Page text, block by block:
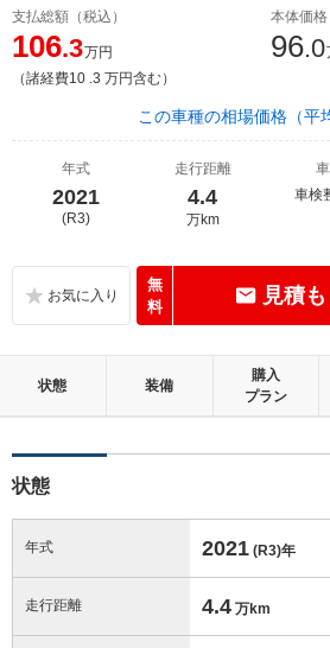
支払総額（税込）
106.3万円
（諸経費10 .3 万円含む）
本体価格
96.0
この車種の相場価格（平
年式
2021
(R3)
走行距離
4.4
万km
車検
無
料
見積
状態 装備
購入
プラン
状態
年式 2021 (R3)年
走行距離 4.4 万km